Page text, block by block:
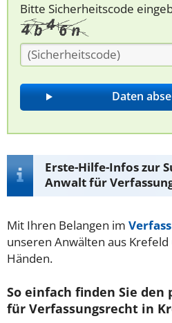
Bitte Sicherheitscode
Erste-Hilfe-Infos zur
Anwalt für
Mit Ihren Belangen im
unseren Anwälten aus
Händen.
So einfach finden Sie den
für Verfassungsrecht in